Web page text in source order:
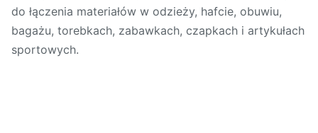
do łączenia materiałów w odzieży, hafcie, obuwiu,
bagażu, torebkach, zabawkach, czapkach i artykułach
sportowych.